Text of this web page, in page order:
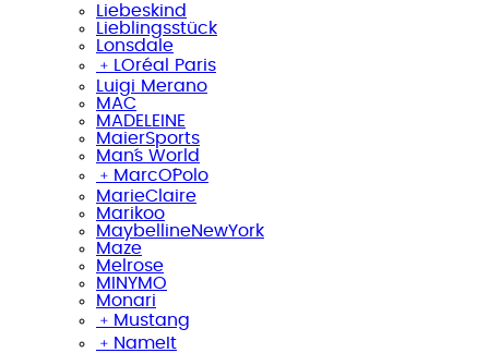
Liebeskind
Lieblingsstück
Lonsdale
﹢
LOréal Paris
Luigi Merano
MAC
MADELEINE
MaierSports
Man´s World
﹢ MarcO´Polo
MarieClaire
Marikoo
MaybellineNewYork
Maze
Melrose
MINYMO
Monari
﹢ Mustang
﹢ NameIt